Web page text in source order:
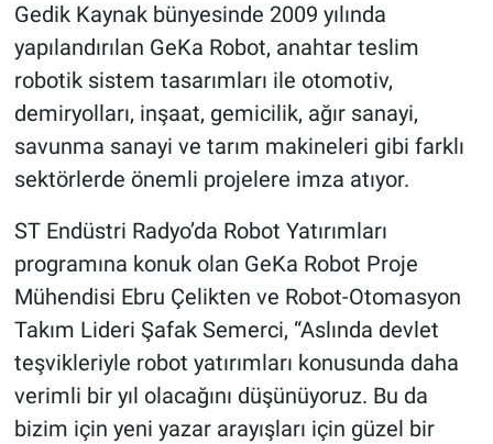
Gedik Kaynak bünyesinde 2009 yılında
yapılandırılan GeKa Robot, anahtar teslim
robotik sistem tasarımları ile otomotiv,
demiryolları, inşaat, gemicilik, ağır sanayi,
savunma sanayi ve tarım makineleri gibi farklı
sektörlerde önemli projelere imza atıyor.
ST Endüstri Radyo’da Robot Yatırımları
programına konuk olan GeKa Robot Proje
Mühendisi Ebru Çelikten ve Robot-Otomasyon
Takım Lideri Şafak Semerci, “Aslında devlet
teşvikleriyle robot yatırımları konusunda daha
verimli bir yıl olacağını düşünüyoruz. Bu da
bizim için yeni yazar arayışları için güzel bir